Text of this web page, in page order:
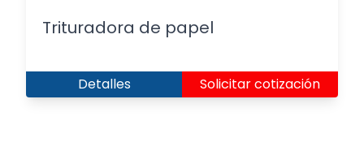
Trituradora de papel
Detalles Solicitar cotización